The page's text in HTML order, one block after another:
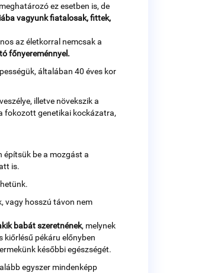
ez esetben is, de
vagyunk fiatalosak, fittek,
az életkorral nemcsak a
főnyereménnyel.
általában 40 éves kor
illetve növekszik a
fokozott genetikai kockázatra,
építsük be a mozgást a
is.
vagy hosszú távon nem
babát szeretnének, melynek
kiőrlésű pékáru előnyben
későbbi egészségét.
egyszer mindenképp